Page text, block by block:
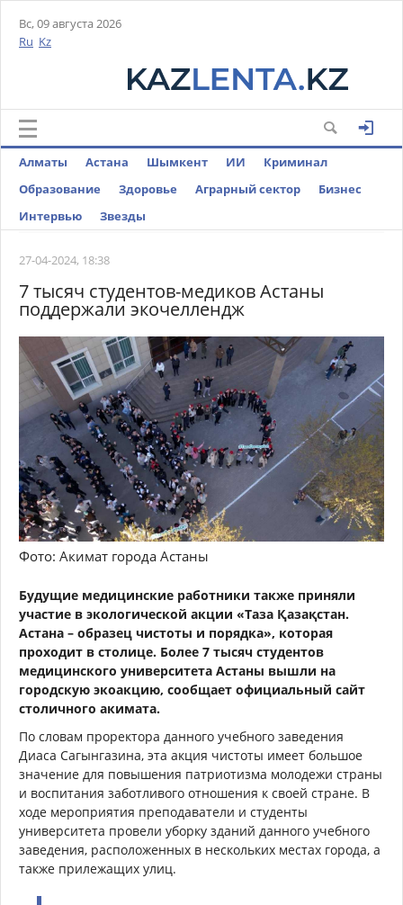
Вс, 09 августа 2026
Ru Kz
Алматы Астана Шымкент ИИ
Криминал
Образование
Здоровье Аграрный сектор
Бизнес
Интервью
Звезды
27-04-2024, 18:38
7 тысяч студентов-медиков Астаны
поддержали экочеллендж
Фото: Акимат города Астаны
Будущие медицинские работники также приняли
участие в экологической акции «Таза Қазақстан.
Астана – образец чистоты и порядка», которая
проходит в столице. Более 7 тысяч студентов
медицинского университета Астаны вышли на
городскую экоакцию, сообщает официальный сайт
столичного акимата.
По словам проректора данного учебного заведения
Диаса Сагынгазина, эта акция чистоты имеет большое
значение для повышения патриотизма молодежи страны
и воспитания заботливого отношения к своей стране. В
ходе мероприятия преподаватели и студенты
университета провели уборку зданий данного учебного
заведения, расположенных в нескольких местах города, а
также прилежащих улиц.